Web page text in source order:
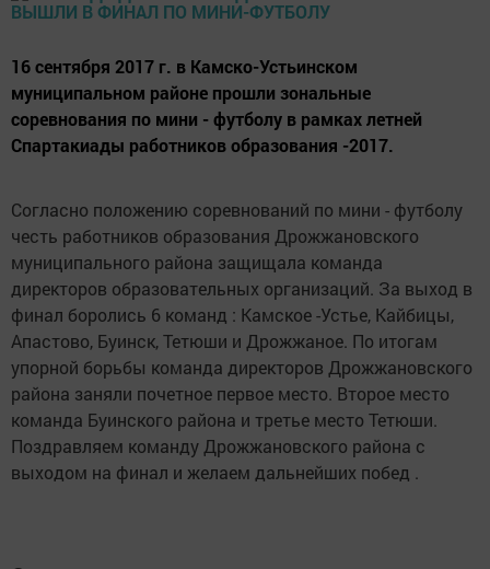
16 сентября 2017 г. в Камско-Устьинском
муниципальном районе прошли зональные
соревнования по мини - футболу в рамках летней
Спартакиады работников образования -2017.
Согласно положению соревнований по мини - футболу
честь работников образования Дрожжановского
муниципального района защищала команда
директоров образовательных организаций. За выход в
финал боролись 6 команд : Камское -Устье, Кайбицы,
Апастово, Буинск, Тетюши и Дрожжаное. По итогам
упорной борьбы команда директоров Дрожжановского
района заняли почетное первое место. Второе место
команда Буинского района и третье место Тетюши.
Поздравляем команду Дрожжановского района с
выходом на финал и желаем дальнейших побед .